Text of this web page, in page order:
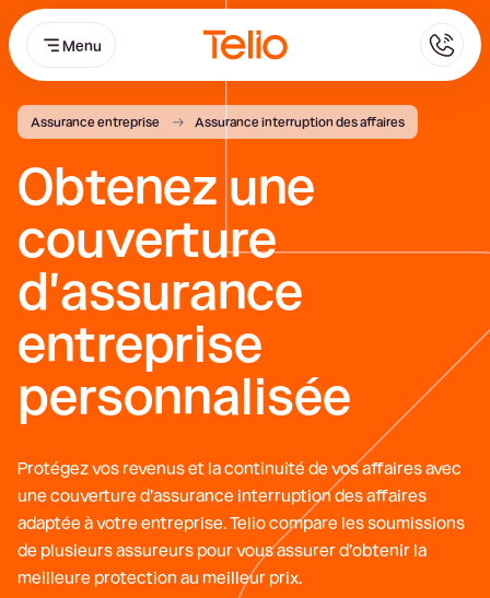
Menu Telio
Assurance entreprise Assurance interruption des affaires
Obtenez une
couverture
d'assurance
entreprise
personnalisée
Protégez vos revenus et la continuité de vos affaires avec
une couverture d’assurance interruption des affaires
adaptée à votre entreprise. Telio compare les soumissions
de plusieurs assureurs pour vous assurer d’obtenir la
meilleure protection au meilleur prix.